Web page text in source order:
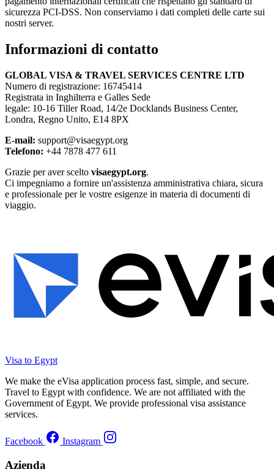
sicurezza PCI-DSS. Non conserviamo i dati completi delle carte sui
nostri server.
Informazioni di contatto
GLOBAL VISA & TRAVEL SERVICES CENTRE LTD
Numero di registrazione: 16745414
Registrata in Inghilterra e Galles Sede
legale: 10-16 Tiller Road, 14/2e Docklands Business Center,
Londra, Regno Unito, E14 8PX
E-mail: support@visaegypt.org
Telefono: +44 7878 477 611
Grazie per aver scelto visaegypt.org.
Ci impegniamo a fornire un'assistenza amministrativa chiara, sicura
e professionale per le vostre esigenze in materia di documenti di
viaggio.
Visa to Egypt
We make the eVisa application process fast, simple, and secure.
Travel to Egypt with confidence. We are not affiliated with the
Government of Egypt. We provide professional visa assistance
services.
Facebook Instagram
Azienda